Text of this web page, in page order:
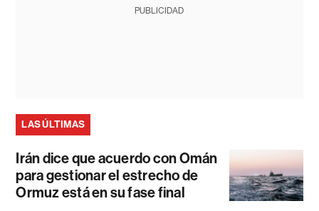
PUBLICIDAD
LAS ÚLTIMAS
Irán dice que acuerdo con Omán
para gestionar el estrecho de
Ormuz está en su fase final